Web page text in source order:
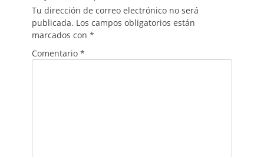
Tu dirección de correo electrónico no será
publicada. Los campos obligatorios están
marcados con *
Comentario *